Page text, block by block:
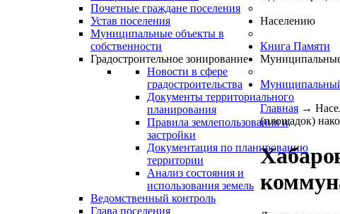
Почетные граждане поселения
Устав поселения
Муниципальные объекты в
собственности
Градостроительное зонирование
Новости в сфере
градостроительства
Документы территориального
планирования
Правила землепользования и
застройки
Документация по планированию
территории
Анализ состояния и
использования земель
Ведомственный контроль
Глава поселения
Населению
Книга Памяти
Главная →
(площадок)